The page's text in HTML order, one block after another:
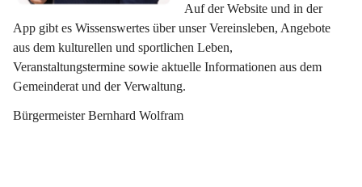
Auf der Website und in der
App gibt es Wissenswertes über unser Vereinsleben, Angebote
aus dem kulturellen und sportlichen Leben,
Veranstaltungstermine sowie aktuelle Informationen aus dem
Gemeinderat und der Verwaltung.
Bürgermeister Bernhard Wolfram